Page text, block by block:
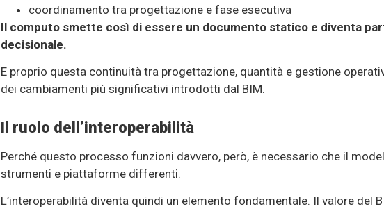
coordinamento tra progettazione e fase esecutiva
Il computo smette così di essere un documento statico e diventa
decisionale.
E proprio questa continuità tra progettazione, quantità e gestione
dei cambiamenti più significativi introdotti dal BIM.
Il ruolo dell’interoperabilità
Perché questo processo funzioni davvero, però, è necessario che il
strumenti e piattaforme differenti.
L’interoperabilità diventa quindi un elemento fondamentale. Il valore del